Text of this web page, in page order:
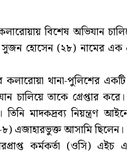
বিশেষ অভিযান
হোসেন (২৮) নামের এক
থানা-পুলিশের
চালিয়ে তাকে গ্রেপ্তার
মাদকদ্রব্য নিয়ন্ত্রণ
৮) এজাহারভুক্ত আসামি ছিলেন।
কর্মকর্তা (ওসি) এইচ